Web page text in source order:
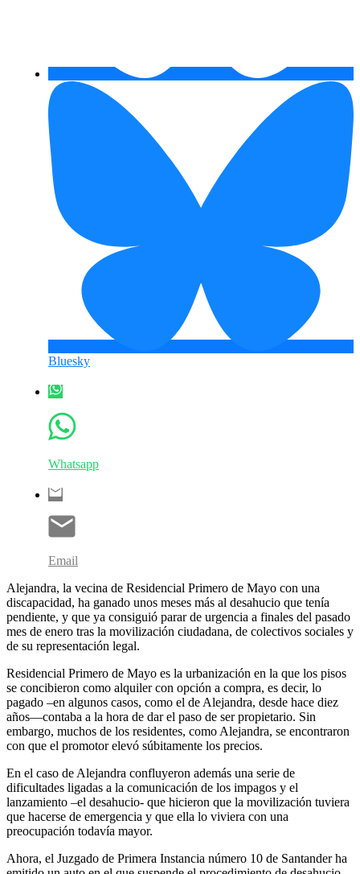
Bluesky
Whatsapp
Email
Alejandra, la vecina de Residencial Primero de Mayo con una
discapacidad, ha ganado unos meses más al desahucio que tenía
pendiente, y que ya consiguió parar de urgencia a finales del pasado
mes de enero tras la movilización ciudadana, de colectivos sociales y
de su representación legal.
Residencial Primero de Mayo es la urbanización en la que los pisos
se concibieron como alquiler con opción a compra, es decir, lo
pagado –en algunos casos, como el de Alejandra, desde hace diez
años—contaba a la hora de dar el paso de ser propietario. Sin
embargo, muchos de los residentes, como Alejandra, se encontraron
con que el promotor elevó súbitamente los precios.
En el caso de Alejandra confluyeron además una serie de
dificultades ligadas a la comunicación de los impagos y el
lanzamiento –el desahucio- que hicieron que la movilización tuviera
que hacerse de emergencia y que ella lo viviera con una
preocupación todavía mayor.
Ahora, el Juzgado de Primera Instancia número 10 de Santander ha